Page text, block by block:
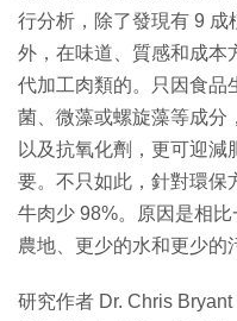
行分析，除了發現有 9
外，在味道、質感和成本
代加工肉類的。只因食品
菌、微藻或螺旋藻等成分
以及抗氧化劑，更可迎
要。不只如此，針對環保
牛肉少 98%。原因是相
農地、更少的水和更少的
研究作者 Dr. Chris